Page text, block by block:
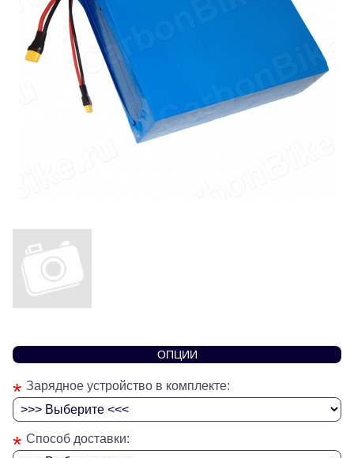
ОПЦИИ
* Зарядное устройство в комплекте:
* Способ доставки: